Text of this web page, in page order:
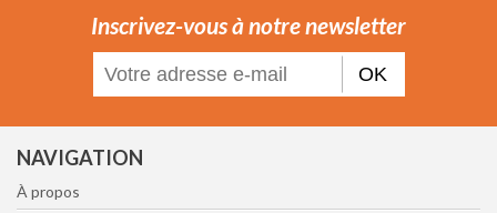
Inscrivez-vous à notre newsletter
OK
NAVIGATION
À propos